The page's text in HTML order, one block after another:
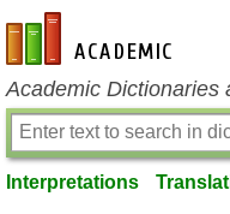
en-academic.com
Academic Dictionaries
Interpretations